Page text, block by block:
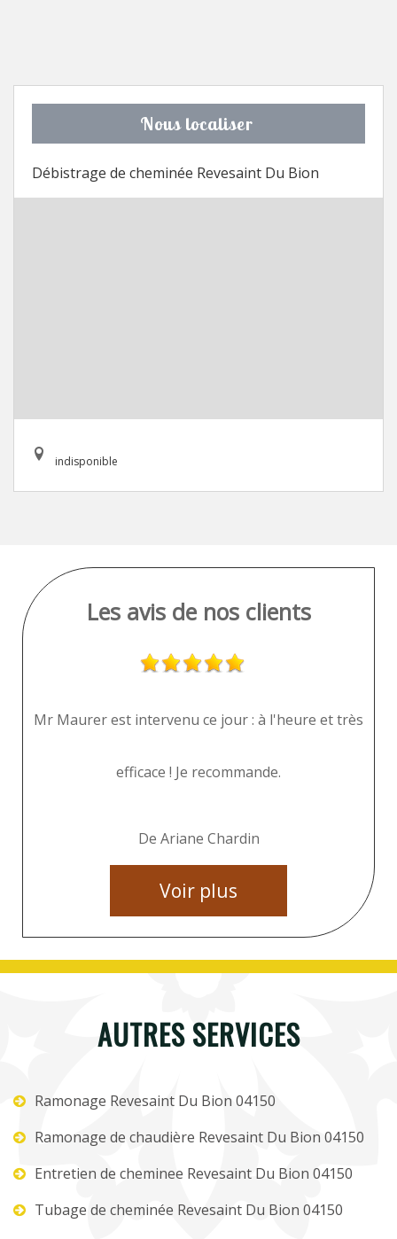
Nous localiser
Débistrage de cheminée Revesaint Du Bion
indisponible
Les avis de nos clients
Mr Maurer est intervenu ce jour : à l'heure et très
efficace ! Je recommande.
De Ariane Chardin
Voir plus
AUTRES SERVICES
Ramonage Revesaint Du Bion 04150
Ramonage de chaudière Revesaint Du Bion 04150
Entretien de cheminee Revesaint Du Bion 04150
Tubage de cheminée Revesaint Du Bion 04150